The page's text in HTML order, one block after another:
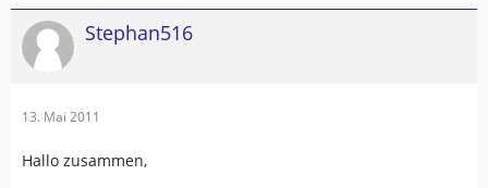
Stephan516
13. Mai 2011
Hallo zusammen,